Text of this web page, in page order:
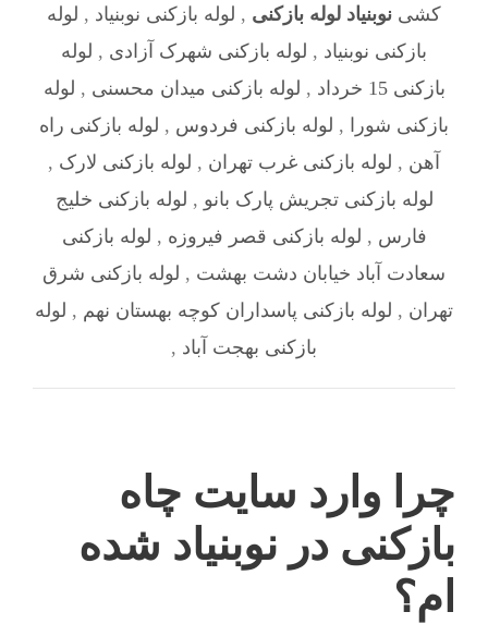
کشی نوبنیاد لوله بازکنی , لوله بازکنی نوبنیاد , لوله
بازکنی نوبنیاد , لوله بازکنی شهرک آزادی , لوله
بازکنی 15 خرداد
, لوله بازکنی میدان محسنی , لوله
بازکنی شورا
, لوله بازکنی فردوس , لوله بازکنی راه
آهن , لوله بازکنی غرب تهران , لوله بازکنی لارک ,
لوله بازکنی تجریش پارک بانو , لوله بازکنی خلیج
فارس , لوله بازکنی قصر فیروزه , لوله بازکنی
سعادت آباد خیابان دشت بهشت , لوله بازکنی شرق
تهران , لوله بازکنی پاسداران کوچه بهستان نهم , لوله
بازکنی بهجت آباد ,
چرا وارد سایت چاه
بازکنی در نوبنیاد شده
ام؟